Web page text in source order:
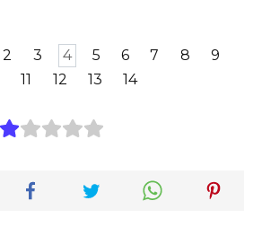
2 3 4 5 6 7 8
9
11 12 13 14